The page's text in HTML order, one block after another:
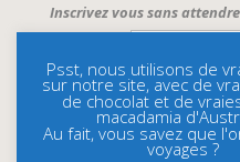
Inscrivez vous sans
Name
Psst, nous utilisons de
sur notre site, avec de
de chocolat et de
macadamia
Au fait, vous savez que
voyages ?